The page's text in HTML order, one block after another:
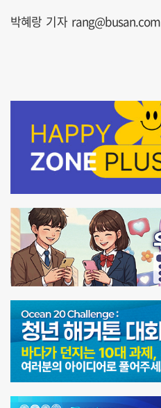
박혜랑 기자 rang@busan.com